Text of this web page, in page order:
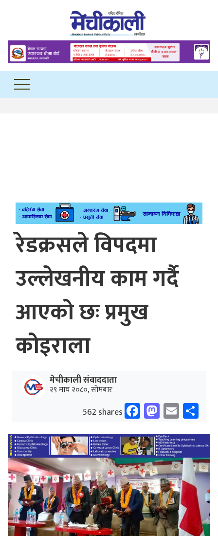
रेडक्रसले विपदमा
उल्लेखनीय काम गर्दै
आएको छः प्रमुख
कोइराला
मेचीकाली संवाददाता
२९ माघ २०८०, सोमबार
562 shares Facebook
Email